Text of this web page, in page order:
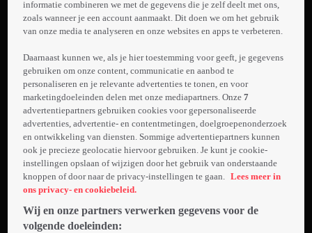
Promo:
Alone
S10
Tien
deelnemers
moeten
volledig
geïsoleerd,
ook van
elkaar, in de
wildernis zien
te overleven
met slechts
Meer
info
informatie combineren we met de gegevens die je zelf deelt met ons,
zoals wanneer je een account aanmaakt. Dit doen we om het gebruik
van onze media te analyseren en onze websites en apps te verbeteren.
Daarnaast kunnen we, als je hier toestemming voor geeft, je gegevens
gebruiken om onze content, communicatie en aanbod te
personaliseren en je relevante advertenties te tonen, en voor
marketingdoeleinden delen met onze mediapartners. Onze7
advertentiepartners gebruiken cookies voor gepersonaliseerde
advertenties, advertentie- en contentmetingen, doelgroepenonderzoek
en ontwikkeling van diensten. Sommige advertentiepartners kunnen
ook je precieze geolocatie hiervoor gebruiken. Je kunt je cookie-
instellingen opslaan of wijzigen door het gebruik van onderstaande
knoppen of door naar de privacy-instellingen te gaan. Lees meer in
ons privacy- en cookiebeleid.
Wij en onze partners verwerken gegevens voor de
volgende doeleinden: